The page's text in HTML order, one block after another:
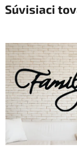
Súvisiaci